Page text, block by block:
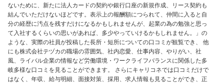
ないために、新たに法人カードの契約や銀行口座の新規作成、リース契約も
結んでいただけないほどです。表示上の報酬額につられて、仲間に入ると自
分の経歴に汚点を残すだけになるかもしれませんが、起業の為の勉強と思っ
て入社するくらいの思いがあれば、多少やっていけるかもしれません。」の
ような、実際の社員が投稿した長所・短所についての口コミが観覧でき、 他
にも株式会社テヅカの職場の雰囲気、社内恋愛、仕事内容、やりがい、社
風、ライバル企業の情報など労働環境・ワークライフバランスに関係した多
岐多様な口コミを見ることができます。 さらにキャリコネでは口コミだけで
はなく、年収、給与明細、面接対策、採用、求人情報も見ることができ、正